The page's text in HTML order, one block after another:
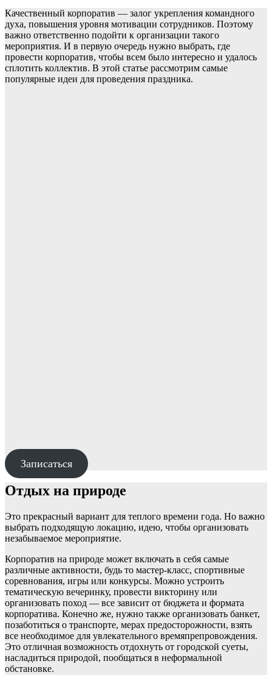
Качественный корпоратив — залог укрепления командного
духа, повышения уровня мотивации сотрудников. Поэтому
важно ответственно подойти к организации такого
мероприятия. И в первую очередь нужно выбрать, где
провести корпоратив, чтобы всем было интересно и удалось
сплотить коллектив. В этой статье рассмотрим самые
популярные идеи для проведения праздника.
Записаться
Отдых на природе
Это прекрасный вариант для теплого времени года. Но важно
выбрать подходящую локацию, идею, чтобы организовать
незабываемое мероприятие.
Корпоратив на природе может включать в себя самые
различные активности, будь то мастер-класс, спортивные
соревнования, игры или конкурсы. Можно устроить
тематическую вечеринку, провести викторину или
организовать поход — все зависит от бюджета и формата
корпоратива. Конечно же, нужно также организовать банкет,
позаботиться о транспорте, мерах предосторожности, взять
все необходимое для увлекательного времяпрепровождения.
Это отличная возможность отдохнуть от городской суеты,
насладиться природой, пообщаться в неформальной
обстановке.